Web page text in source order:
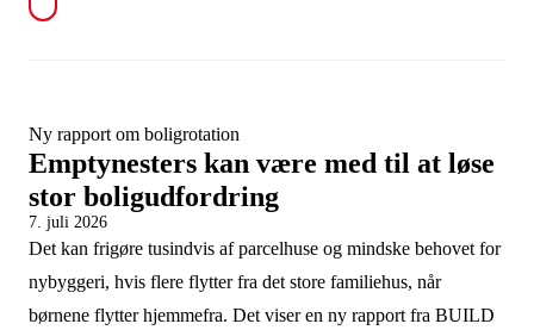
Ny rapport om boligrotation
Emptynesters kan være med til at løse
stor boligudfordring
7. juli 2026
Det kan frigøre tusindvis af parcelhuse og mindske behovet for
nybyggeri, hvis flere flytter fra det store familiehus, når
børnene flytter hjemmefra. Det viser en ny rapport fra BUILD